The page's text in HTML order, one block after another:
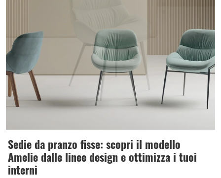
Sedie da pranzo fisse: scopri il modello
Amelie dalle linee design e ottimizza i tuoi
interni